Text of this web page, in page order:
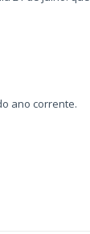
ano corrente.